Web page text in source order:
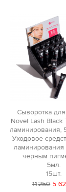
Сыворотка
Novel Lash Black
ламинирования,
Уходовое
ламинирования
черным
5мл.
15шт.
11250 5